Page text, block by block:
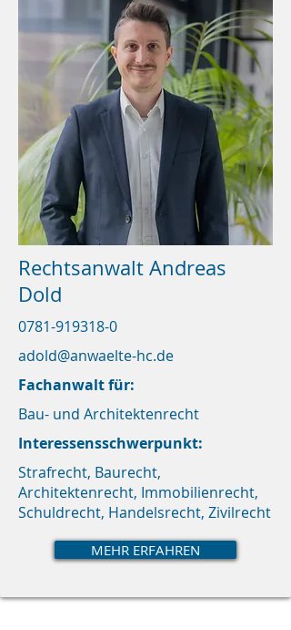
Rechtsanwalt Andreas
Dold
0781-919318-0
adold@anwaelte-hc.de
Fachanwalt für:
Bau- und Architektenrecht
Interessensschwerpunkt:
Strafrecht, Baurecht,
Architektenrecht, Immobilienrecht,
Schuldrecht, Handelsrecht, Zivilrecht
MEHR ERFAHREN